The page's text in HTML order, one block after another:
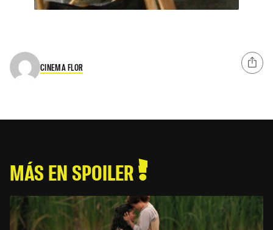
CINEMA FLOR
MÁS EN SPOILER